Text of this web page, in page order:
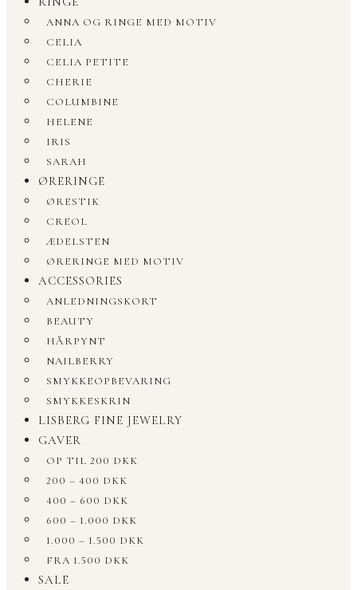
ANNA OG RINGE MED MOTIV
CELIA
CELIA PETITE
CHERIE
COLUMBINE
HELENE
IRIS
SARAH
ØRERINGE
ØRESTIK
CREOL
ÆDELSTEN
ØRERINGE MED MOTIV
ACCESSORIES
ANLEDNINGSKORT
BEAUTY
HÅRPYNT
NAILBERRY
SMYKKEOPBEVARING
SMYKKESKRIN
LISBERG FINE JEWELRY
GAVER
OP TIL 200 DKK
200 – 400 DKK
400 – 600 DKK
600 – 1.000 DKK
1.000 – 1.500 DKK
FRA 1.500 DKK
SALE